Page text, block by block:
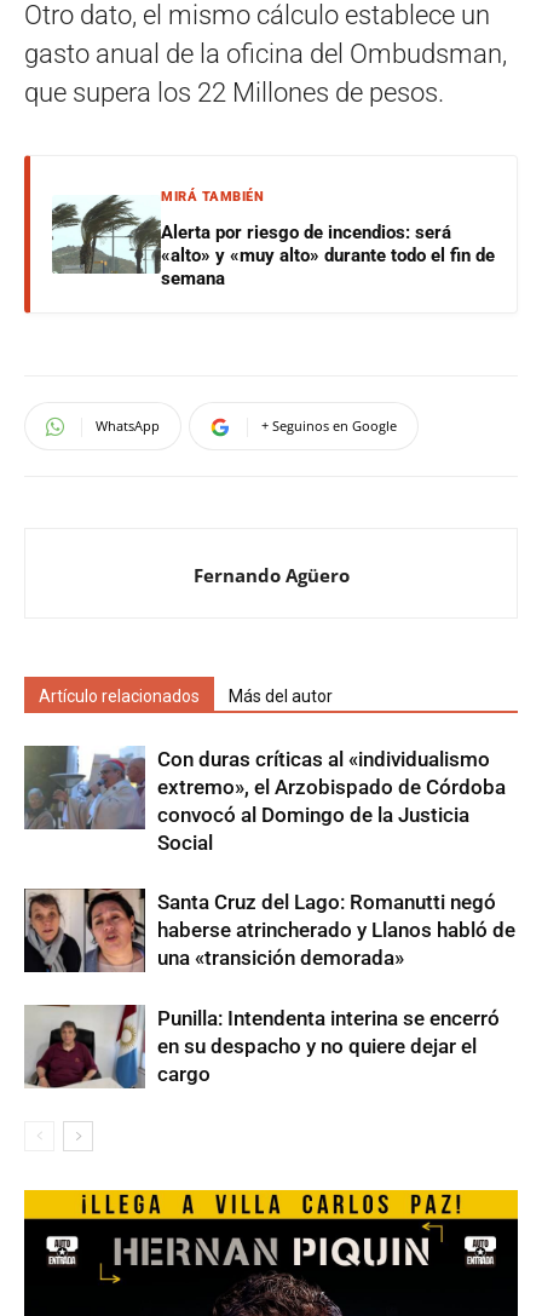
Otro dato, el mismo cálculo establece un
gasto anual de la oficina del Ombudsman,
que supera los 22 Millones de pesos.
MIRÁ TAMBIÉN
Alerta por riesgo de incendios: será
«alto» y «muy alto» durante todo el fin de
semana
WhatsApp + Seguinos en Google
Fernando Agüero
Artículo relacionados Más del autor
Con duras críticas al «individualismo
extremo», el Arzobispado de Córdoba
convocó al Domingo de la Justicia
Social
Santa Cruz del Lago: Romanutti negó
haberse atrincherado y Llanos habló de
una «transición demorada»
Punilla: Intendenta interina se encerró
en su despacho y no quiere dejar el
cargo